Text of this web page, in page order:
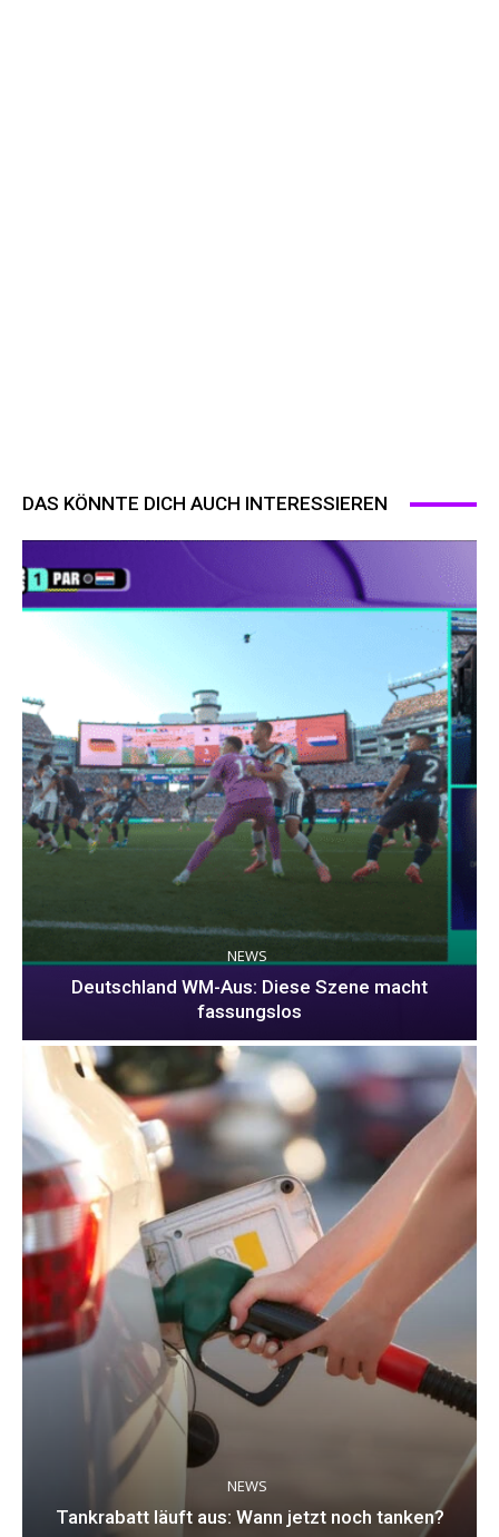
DAS KÖNNTE DICH AUCH INTERESSIEREN
NEWS
Deutschland WM-Aus: Diese Szene macht
fassungslos
NEWS
Tankrabatt läuft aus: Wann jetzt noch tanken?